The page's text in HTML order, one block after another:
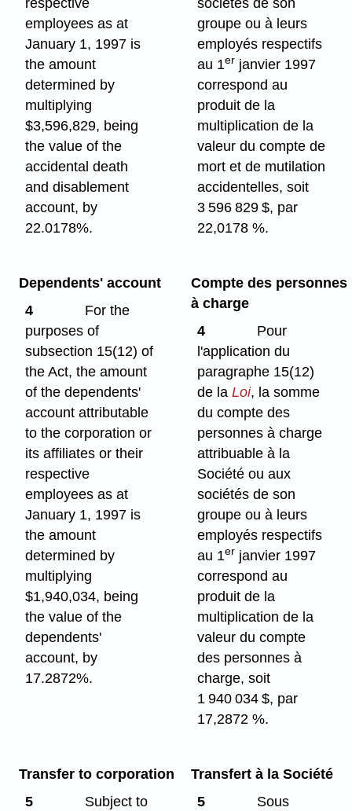
respective
employees as at
January 1, 1997 is
the amount
determined by
multiplying
$3,596,829, being
the value of the
accidental death
and disablement
account, by
22.0178%.
sociétés de son
groupe ou à leurs
employés respectifs
au 1er janvier 1997
correspond au
produit de la
multiplication de la
valeur du compte de
mort et de mutilation
accidentelles, soit
3 596 829 $, par
22,0178 %.
Dependents' account
4
For the
purposes of
subsection 15(12) of
the Act, the amount
of the dependents'
account attributable
to the corporation or
its affiliates or their
respective
employees as at
January 1, 1997 is
the amount
determined by
multiplying
$1,940,034, being
the value of the
dependents'
account, by
17.2872%.
Compte des personnes
à charge
4
Pour
l'application du
paragraphe 15(12)
de laLoi, la somme
du compte des
personnes à charge
attribuable à la
Société ou aux
sociétés de son
groupe ou à leurs
employés respectifs
au 1er janvier 1997
correspond au
produit de la
multiplication de la
valeur du compte
des personnes à
charge, soit
1 940 034 $, par
17,2872 %.
Transfer to corporation
5
Subject to
Transfert à la Société
5
Sous